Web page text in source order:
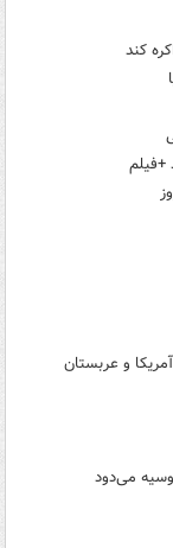
کند
+فیلم
و عربستان
می‌دود